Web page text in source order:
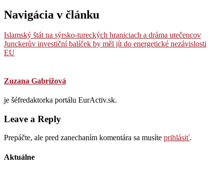
Navigácia v článku
Islamský štát na sýrsko-tureckých hraniciach a dráma utečencov
Junckerův investiční balíček by měl jít do energetické nezávislosti
EU
Zuzana Gabrižová
je šéfredaktorka portálu EurActiv.sk.
Leave a Reply
Prepáčte, ale pred zanechaním komentára sa musíte prihlásiť.
Aktuálne